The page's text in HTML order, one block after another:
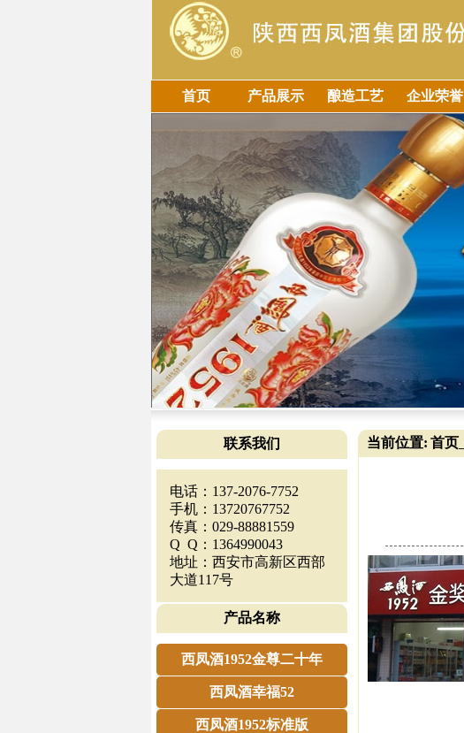
首页 产品展示 酿造工艺 企业荣誉
联系我们
电话：137-2076-7752
手机：13720767752
传真：029-88881559
Q Q：1364990043
地址：西安市高新区西部
大道117号
产品名称
西凤酒1952金尊二十年
西凤酒幸福52
西凤酒1952标准版
当前位置: 首页